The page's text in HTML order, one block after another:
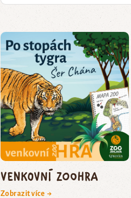
venkovní zoohra
Zobrazit více →